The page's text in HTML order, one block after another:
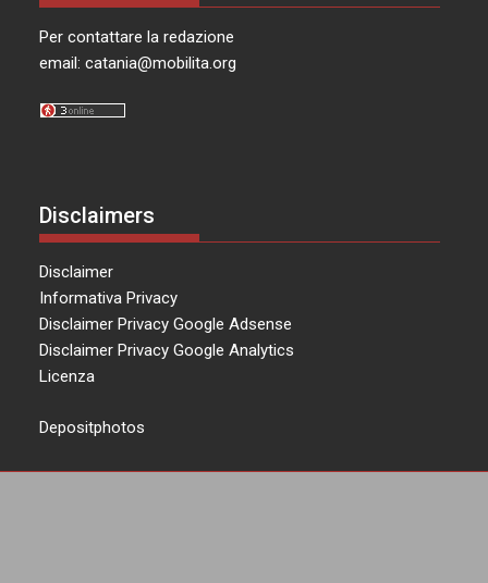
Per contattare la redazione
email:catania@mobilita.org
Disclaimers
Disclaimer
Informativa Privacy
Disclaimer Privacy Google Adsense
Disclaimer Privacy Google Analytics
Licenza
Depositphotos